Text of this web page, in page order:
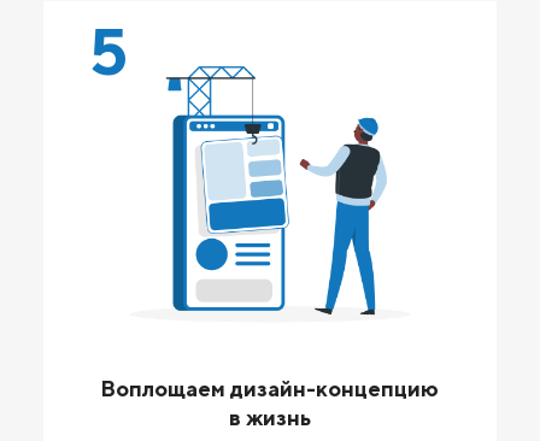
5
Воплощаем дизайн-концепцию
в жизнь